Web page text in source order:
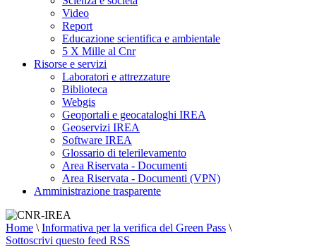
Video
Report
Educazione scientifica e ambientale
5 X Mille al Cnr
Risorse e servizi
Laboratori e attrezzature
Biblioteca
Webgis
Geoportali e geocataloghi IREA
Geoservizi IREA
Software IREA
Glossario di telerilevamento
Area Riservata - Documenti
Area Riservata - Documenti (VPN)
Amministrazione trasparente
Home \ Informativa per la verifica del Green Pass \
Sottoscrivi questo feed RSS